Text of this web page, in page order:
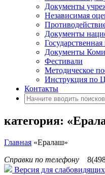
Документы
Независимая
Документы
Документы
Фестивали
Методическое
Инструкция по
Контакты
категория:
Главная «Ералаш»
Справки по телефону
Версия для слабовидящих